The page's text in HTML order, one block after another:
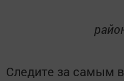
Следите за самым